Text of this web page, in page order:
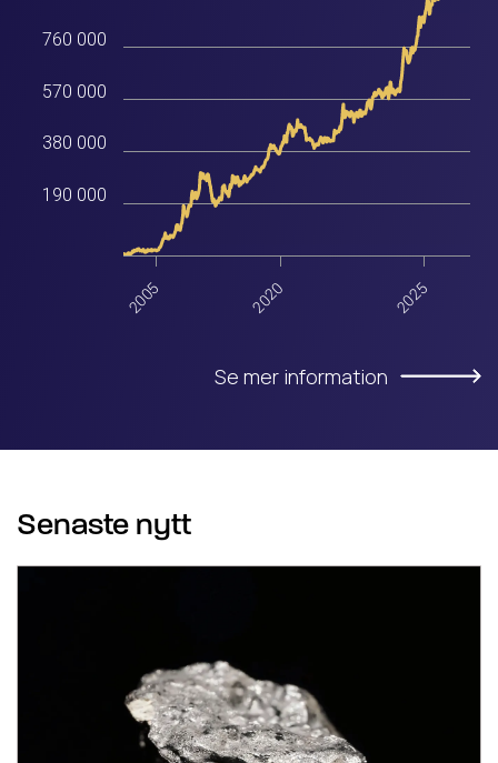
2005 2020 2025
190 000
380 000
570 000
760 000
Se mer information
Senaste nytt